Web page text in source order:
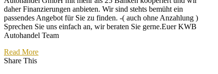
daher Finanzierungen anbieten. Wir sind stehts bemüht ein
passendes Angebot für Sie zu finden. -( auch ohne Anzahlung )
Sprechen Sie uns einfach an, wir beraten Sie gerne.Euer KWB
Autohandel Team
Read More
Share This